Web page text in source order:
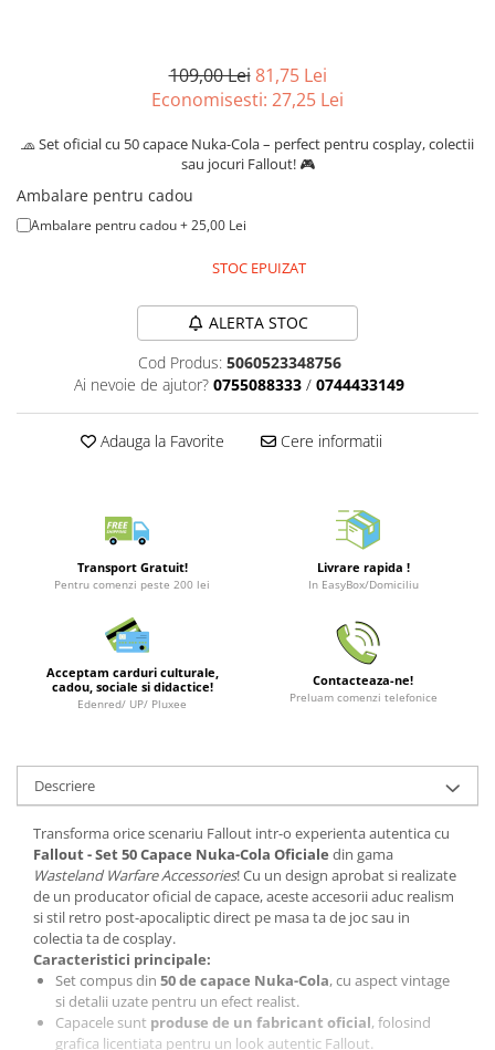
Merch Lex Hobby Store
Postere
Geek Stuff
Plusuri si papusi
Totoro/Kiki etc
Minecraft
Pokemon
One Piece
Naruto Shippuden
Sailor Moon
Harry Potter
Star Trek
Fallout
Stranger Things
Collectibles
KPop Demon Hunters
Retro Arcade – Jocuri, Console si
109,00 Lei 81,75 Lei
Economisesti: 27,25 Lei
🧢 Set oficial cu 50 capace Nuka-Cola – perfect pentru cosplay, colectii
sau jocuri Fallout! 🎮
Ambalare pentru cadou
Ambalare pentru cadou + 25,00 Lei
STOC EPUIZAT
ALERTA STOC
Cod Produs: 5060523348756
Ai nevoie de ajutor? 0755088333 / 0744433149
Adauga la Favorite Cere informatii
Transport Gratuit!
Pentru comenzi peste 200 lei
Livrare rapida !
In EasyBox/Domiciliu
Acceptam carduri culturale,
cadou, sociale si didactice!
Edenred/ UP/ Pluxee
Contacteaza-ne!
Preluam comenzi telefonice
Descriere
Transforma orice scenariu Fallout intr-o experienta autentica cu
Fallout - Set 50 Capace Nuka-Cola Oficiale din gama
Wasteland Warfare Accessories! Cu un design aprobat si realizate
de un producator oficial de capace, aceste accesorii aduc realism
si stil retro post-apocaliptic direct pe masa ta de joc sau in
colectia ta de cosplay.
Caracteristici principale:
Set compus din 50 de capace Nuka-Cola, cu aspect vintage
si detalii uzate pentru un efect realist.
Capacele sunt produse de un fabricant oficial, folosind
grafica licentiata pentru un look autentic Fallout.